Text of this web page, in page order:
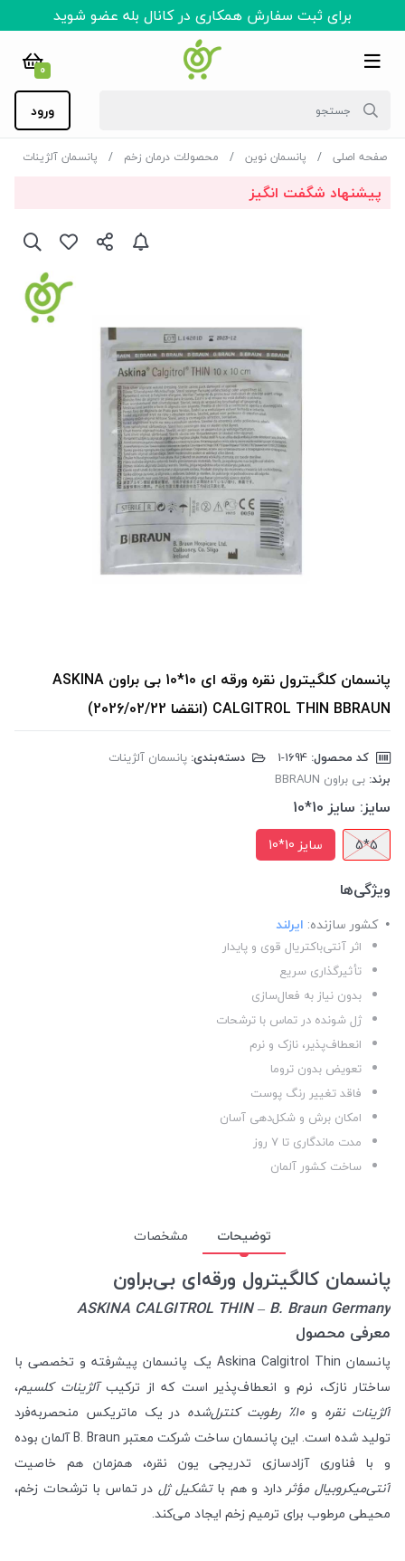
برای ثبت سفارش همکاری در کانال بله عضو شوید
0
ورود
صفحه اصلی پانسمان نوین محصولات درمان زخم پانسمان آلژینات
پیشنهاد شگفت انگیز
پانسمان کلگیترول نقره ورقه ای 10*10 بی براون ASKINA
CALGITROL THIN BBRAUN (انقضا 2026/02/22)
کد محصول: دسته‌بندی: پانسمان آلژینات
برند: بی براون BBRAUN
سایز: سایز 10*10
5*5 سایز 10*10
ویژگی‌ها
کشور سازنده: ایرلند
اثر آنتی‌باکتریال قوی و پایدار
تأثیرگذاری سریع
بدون نیاز به فعال‌سازی
ژل شونده در تماس با ترشحات
انعطاف‌پذیر، نازک و نرم
تعویض بدون تروما
فاقد تغییر رنگ پوست
امکان برش و شکل‌دهی آسان
مدت ماندگاری تا ۷ روز
ساخت کشور آلمان
توضیحات مشخصات
پانسمان کالگیترول ورقه‌ای بی‌براون
ASKINA CALGITROL THIN – B. Braun Germany
معرفی محصول
پانسمان Askina Calgitrol Thin یک پانسمان پیشرفته و تخصصی با
ساختار نازک، نرم و انعطاف‌پذیر است که از ترکیبآلژینات کلسیم،
آلژینات نقره و۱۰٪ رطوبت کنترل‌شده
در یک ماتریکس منحصر‌به‌فرد
تولید شده است. این پانسمان ساخت شرکت معتبر B. Braun آلمان بوده
و با فناوری آزادسازی تدریجی یون نقره، همزمان هم خاصیت
آنتی‌میکروبیال مؤثر دارد و هم باتشکیل ژل در تماس با ترشحات زخم،
محیطی مرطوب برای ترمیم زخم ایجاد می‌کند.